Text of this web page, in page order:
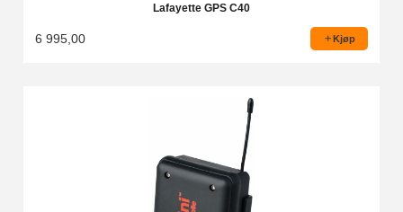
Lafayette GPS C40
6 995,00 Kjøp